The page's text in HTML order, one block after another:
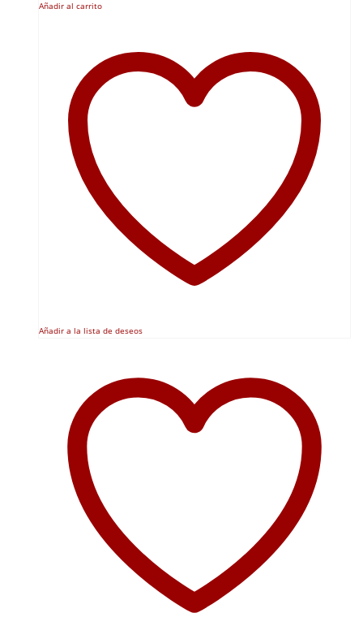
Añadir al carrito
Añadir a la lista de deseos